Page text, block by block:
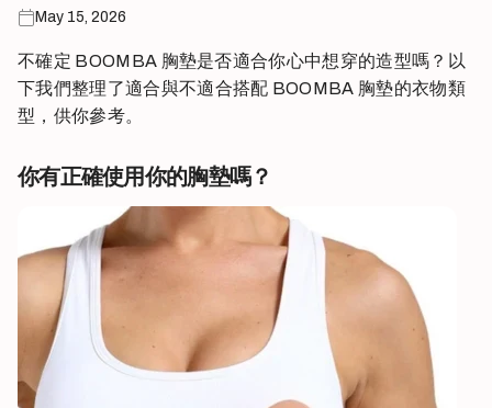
May 15, 2026
不確定 BOOMBA 胸墊是否適合你心中想穿的造型嗎？以
下我們整理了適合與不適合搭配 BOOMBA 胸墊的衣物類
型，供你參考。
你有正確使用你的胸墊嗎？